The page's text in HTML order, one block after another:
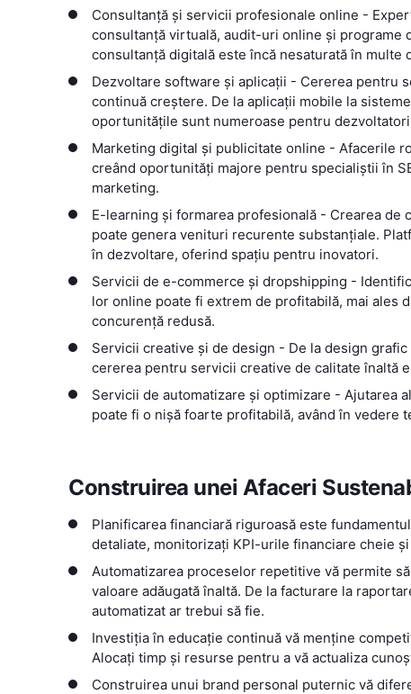
Consultanță și servicii profesionale online -
consultanță virtuală, audit-uri online și programe
consultanță digitală este încă nesaturată în multe
Dezvoltare software și aplicații - Cererea pentru
continuă creștere. De la aplicații mobile la
oportunitățile sunt numeroase pentru
Marketing digital și publicitate online - Afacerile
creând oportunități majore pentru specialiștii în
marketing.
E-learning și formarea profesională - Crearea
poate genera venituri recurente substanțiale.
în dezvoltare, oferind spațiu pentru inovatori.
Servicii de e-commerce și dropshipping -
lor online poate fi extrem de profitabilă, mai ales
concurență redusă.
Servicii creative și de design - De la design
cererea pentru servicii creative de calitate înaltă
Servicii de automatizare și optimizare - Ajutarea
poate fi o nișă foarte profitabilă, având în vedere
Construirea unei Afaceri
Planificarea financiară riguroasă este
detaliate, monitorizați KPI-urile financiare cheie
Automatizarea proceselor repetitive vă permite
valoare adăugată înaltă. De la facturare la
automatizat ar trebui să fie.
Investiția în educație continuă vă menține
Alocați timp și resurse pentru a vă actualiza
Construirea unui brand personal puternic vă